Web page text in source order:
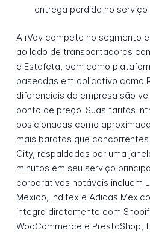
entrega perdida no serviço
A iVoy compete no segmento
ao lado de transportadoras
e Estafeta, bem como
baseadas em aplicativo como
diferenciais da empresa são
ponto de preço. Suas tarifas
posicionadas como
mais baratas que
City, respaldadas por uma
minutos em seu serviço
corporativos notáveis incluem
Mexico, Inditex e Adidas
integra diretamente com
WooCommerce e PrestaShop,